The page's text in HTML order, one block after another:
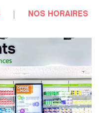
NOS HORAIRES